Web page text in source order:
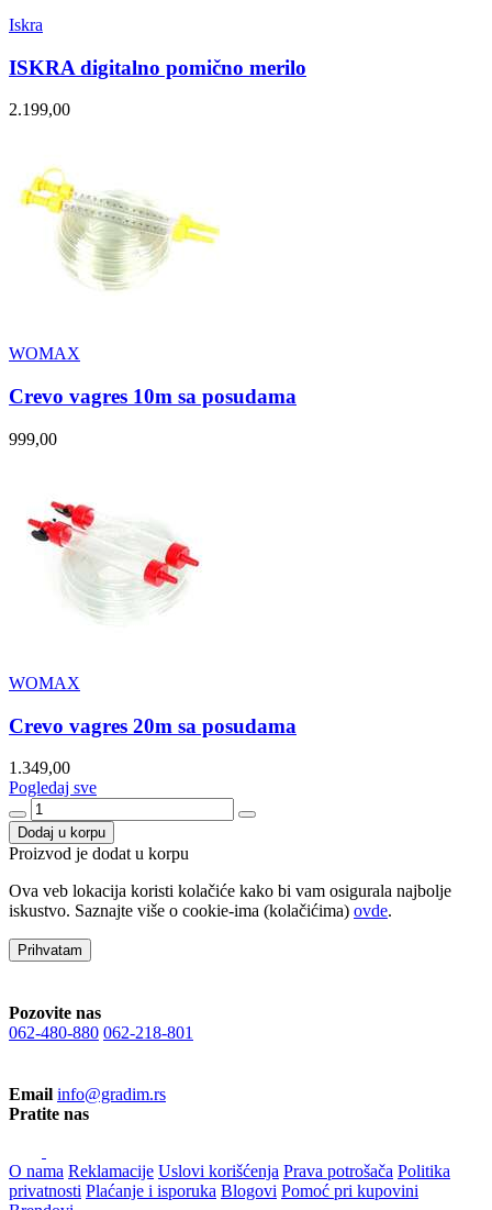
Iskra
ISKRA digitalno pomično merilo
2.199,00
WOMAX
Crevo vagres 10m sa posudama
999,00
WOMAX
Crevo vagres 20m sa posudama
1.349,00
Pogledaj sve
Dodaj u korpu
Proizvod je dodat u korpu
Ova veb lokacija koristi kolačiće kako bi vam osigurala najbolje
iskustvo. Saznajte više o cookie-ima (kolačićima) ovde.
Prihvatam
Pozovite nas
062-480-880 062-218-801
Email info@gradim.rs
Pratite nas
O nama Reklamacije Uslovi korišćenja Prava potrošača Politika
privatnosti Plaćanje i isporuka Blogovi Pomoć pri kupovini